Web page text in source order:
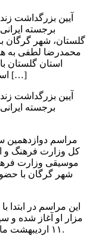
آیین بزرگداشت
گلستان، شهر گرگان
محمدرضا لطفی به
استان گلستان
اسلامی و انجمن موسیقی ایران در شهر گرگان […]
آیین بزرگداشت
مراسم دوازدهمین
کل وزارت فرهنگ و
موسیقی وزارت
شهر گرگان با
این مراسم در
مزار او آغاز شده و
۱۱ اردیبهشت ماه در تالار فخرالدین اسعد گرگانی ادامه یافت.